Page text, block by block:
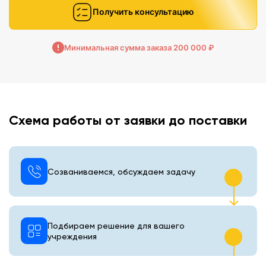
Получить консультацию
Минимальная сумма заказа 200 000 ₽
Схема работы от заявки до поставки
Созваниваемся, обсуждаем задачу
Подбираем решение для вашего
учреждения